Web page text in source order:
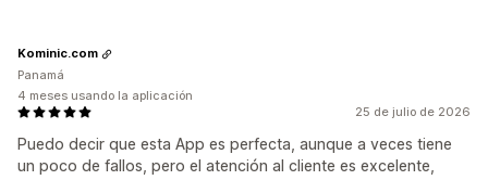
25 de julio de 2026
Puedo decir que esta App es perfecta, aunque a veces tiene
un poco de fallos, pero el atención al cliente es excelente,
Kominic.com
Panamá
4 meses usando la aplicación